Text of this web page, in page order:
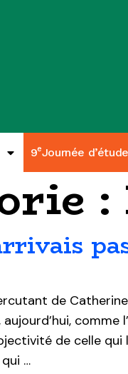
9eJournée d’étude
:
de
aujourd’hui,
de celle qui
…